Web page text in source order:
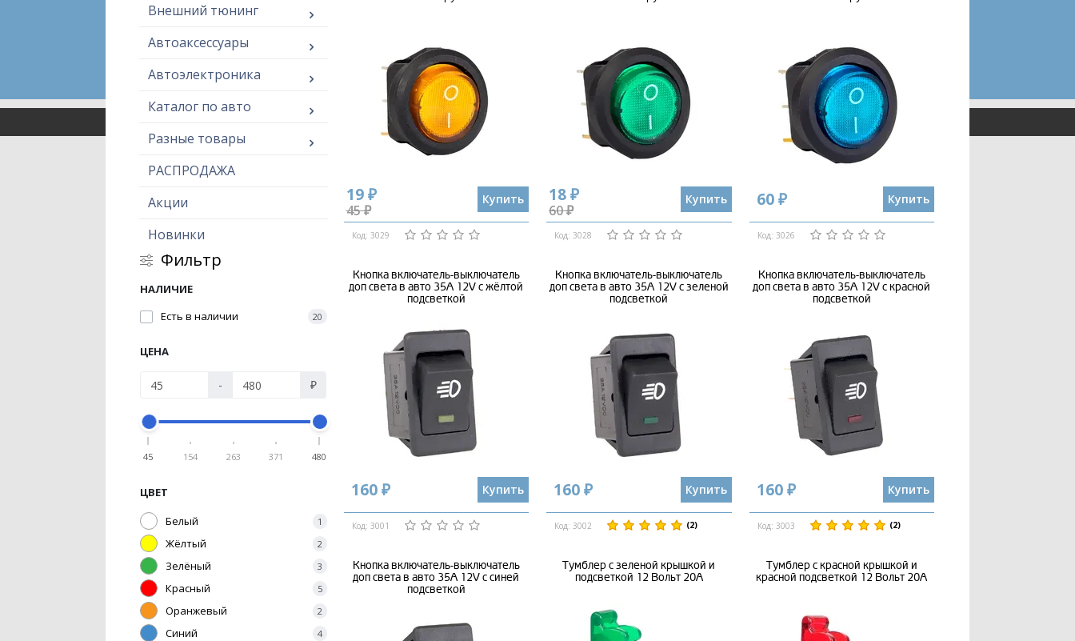
Внешний тюнинг
Автоаксессуары
Автоэлектроника
Каталог по авто
Разные товары
РАСПРОДАЖА
Акции
Новинки
Фильтр
НАЛИЧИЕ
Есть в наличии
20
ЦЕНА
- ₽
45 154 263 371 480
ЦВЕТ
Белый
1
Жёлтый 2
Зелёный 3
Красный 5
Оранжевый 2
Синий 4
19 ₽
45 ₽
Купить
Код: 3029
18 ₽
60 ₽
Купить
Код: 3028
60 ₽ Купить
Код: 3026
Кнопка включатель-выключатель
доп света в авто 35А 12V с жёлтой
подсветкой
160 ₽ Купить
Код: 3001
Кнопка включатель-выключатель
доп света в авто 35А 12V с зеленой
подсветкой
160 ₽ Купить
Код: 3002 (2)
Кнопка включатель-выключатель
доп света в авто 35А 12V с красной
подсветкой
160 ₽ Купить
Код: 3003 (2)
Кнопка включатель-выключатель
доп света в авто 35А 12V с синей
подсветкой
Тумблер с зеленой крышкой и
подсветкой 12 Вольт 20А
Тумблер с красной крышкой и
красной подсветкой 12 Вольт 20А